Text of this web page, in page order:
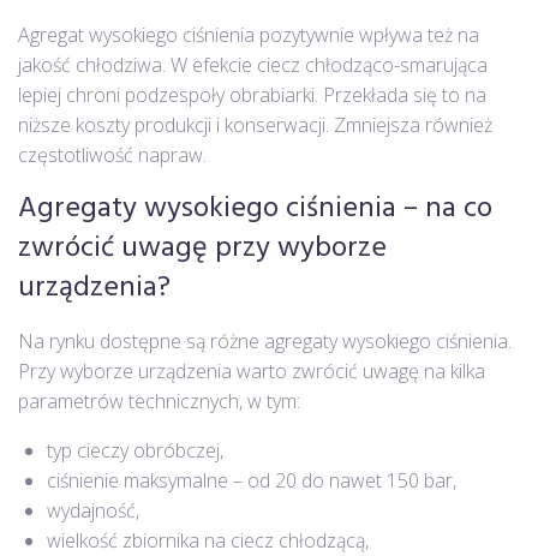
Agregat wysokiego ciśnienia pozytywnie wpływa też na
jakość chłodziwa. W efekcie ciecz chłodząco-smarująca
lepiej chroni podzespoły obrabiarki. Przekłada się to na
niższe koszty produkcji i konserwacji. Zmniejsza również
częstotliwość napraw.
Agregaty wysokiego ciśnienia – na co
zwrócić uwagę przy wyborze
urządzenia?
Na rynku dostępne są różne agregaty wysokiego ciśnienia.
Przy wyborze urządzenia warto zwrócić uwagę na kilka
parametrów technicznych, w tym:
typ cieczy obróbczej,
ciśnienie maksymalne – od 20 do nawet 150 bar,
wydajność,
wielkość zbiornika na ciecz chłodzącą,